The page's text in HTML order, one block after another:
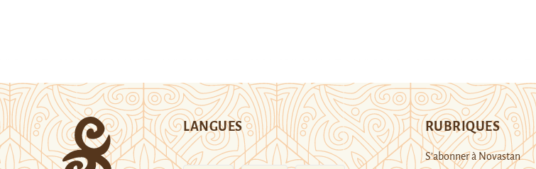
LANGUES RUBRIQUES
S’abonner à Novastan